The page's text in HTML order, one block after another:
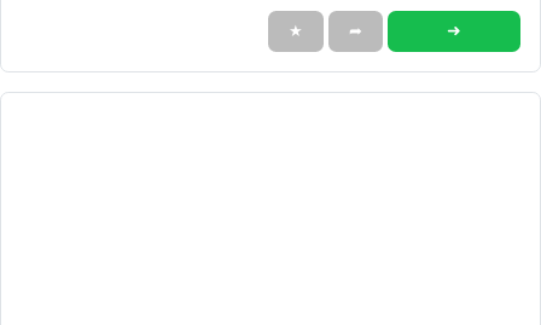
★ ➦ ➜